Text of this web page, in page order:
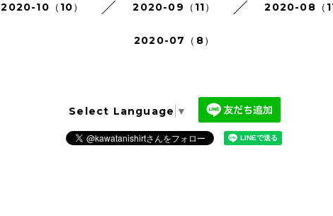
2020-10（10） 2020-09（11） 2020-08（11
2020-07（8）
Select Language ▼